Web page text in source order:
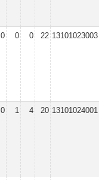
0 0 0 22 13101023003
0 1 4 20 13101024001